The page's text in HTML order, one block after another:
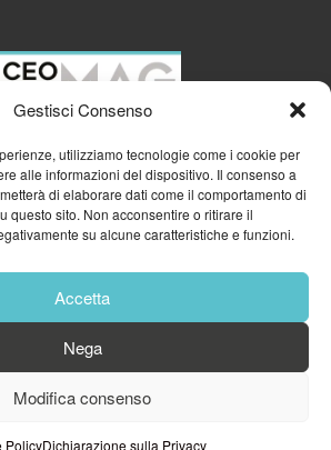
Gestisci Consenso
utilizziamo tecnologie come i cookie per
alle informazioni del dispositivo. Il consenso a
di elaborare dati come il comportamento di
questo sito. Non acconsentire o ritirare il
su alcune caratteristiche e funzioni.
Accetta
Nega
Modifica consenso
PolicyDichiarazione sulla Privacy
MANAGEMENT S.R.L.